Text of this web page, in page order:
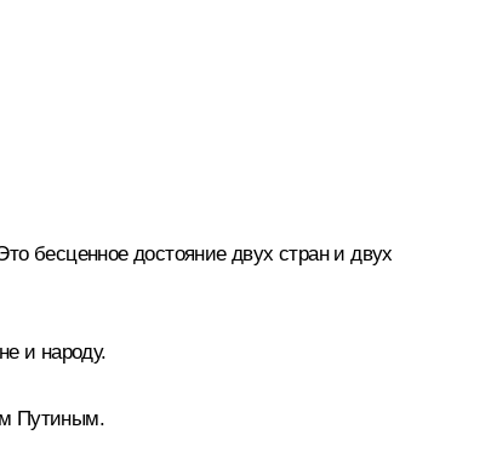
бесценное достояние двух стран и двух
и народу.
Путиным.